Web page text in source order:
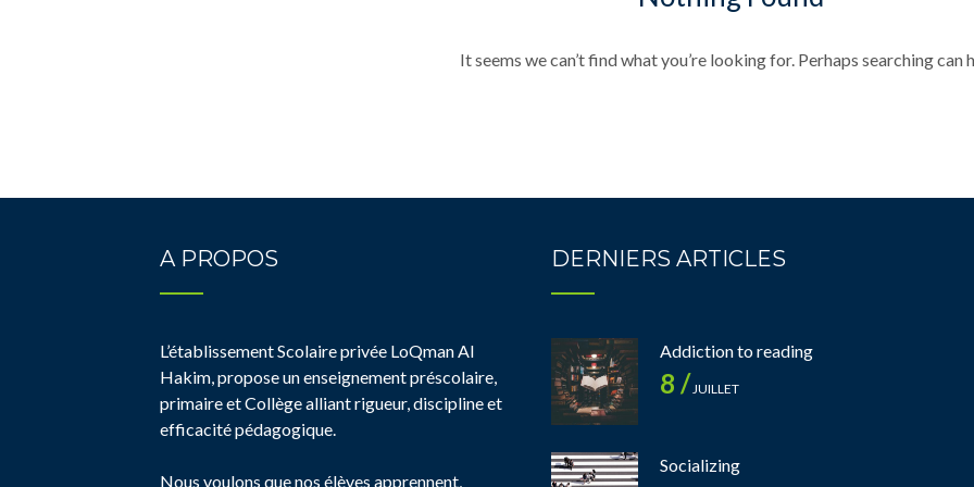
It seems we can’t find what you’re looking for. Perhaps searching can
A PROPOS
L’établissement Scolaire privée LoQman Al
Hakim, propose un enseignement préscolaire,
primaire et Collège alliant rigueur, discipline et
efficacité pédagogique.
Nous voulons que nos élèves apprennent,
DERNIERS ARTICLES
Addiction to reading
8 /JUILLET
Socializing